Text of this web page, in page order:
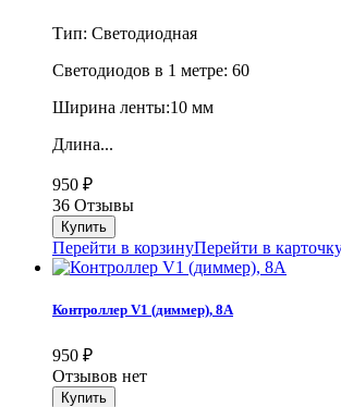
Тип: Светодиодная
Cветодиодов в 1 метре: 60
Ширина ленты:10 мм
Длина...
950 ₽
36 Отзывы
Перейти в корзинуПерейти в
Контроллер V1 (диммер), 8А
950 ₽
Отзывов нет